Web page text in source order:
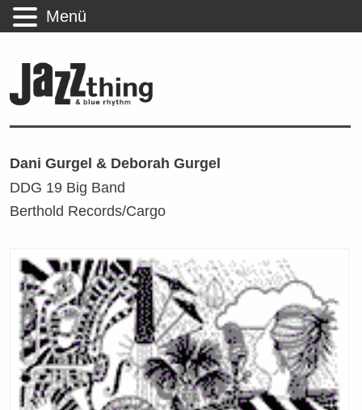
Dani Gurgel & Deborah Gurgel
DDG 19 Big Band
Berthold Records/Cargo
Menü